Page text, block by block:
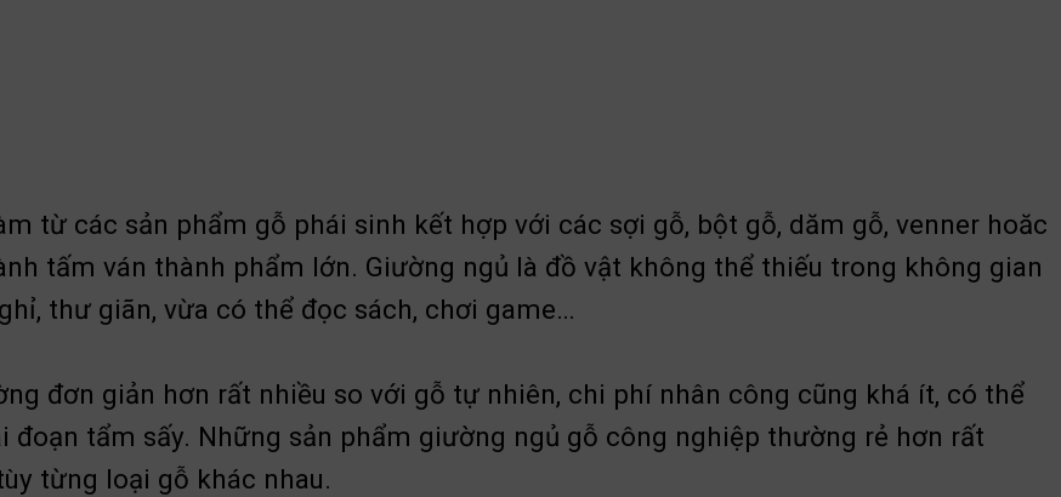
từ các sản phẩm gỗ phái sinh kết hợp với các sợi gỗ, bột gỗ, dăm gỗ, venner hoăc
tấm ván thành phẩm lớn. Giường ngủ là đồ vật không thể thiếu trong không gian
thư giãn, vừa có thể đọc sách, chơi game…
đơn giản hơn rất nhiều so với gỗ tự nhiên, chi phí nhân công cũng khá ít, có thể
đoạn tẩm sấy. Những sản phẩm giường ngủ gỗ công nghiệp thường rẻ hơn rất
từng loại gỗ khác nhau.